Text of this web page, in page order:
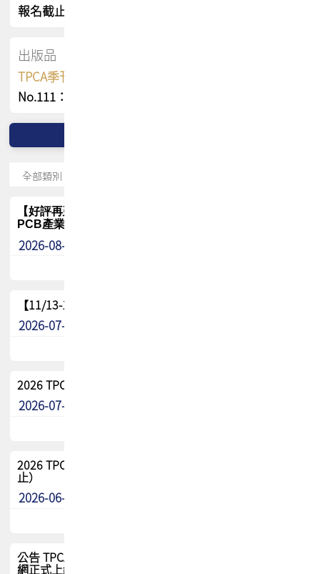
報名截止日 : 8/3 活動日期 : 8/15
出版品
TPCA季刊 FREE 線上版
No.111：PCB全球風險布局與韌性
【好評再延長】PCB GPT 全面開放體驗延長到8月!!
PCB產業專屬 AI 知識平台
2026-08-04
【11/13-15】2026 TPCA 百岳登頂_南橫三星
2026-07-22
2026 TPCA中南區會員問卷暨7/31交流餐敘報名
2026-07-08
2026 TPCA健康盃保齡球聯誼賽 熱烈報名中（8/3報名截
止）
2026-06-29
公告 TPCA 台灣電路板協會官網將迎來新面貌，7/1 新官
網正式上線！